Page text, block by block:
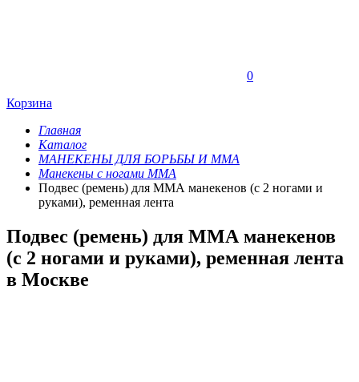
0
Корзина
Главная
Каталог
МАНЕКЕНЫ ДЛЯ БОРЬБЫ И ММА
Манекены с ногами ММА
Подвес (ремень) для ММА манекенов (с 2 ногами и
руками), ременная лента
Подвес (ремень) для ММА манекенов
(с 2 ногами и руками), ременная лента
в Москве